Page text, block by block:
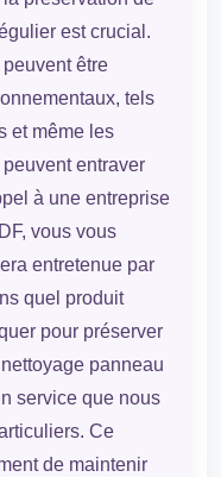
est crucial.
être
tels
et même les
entraver
à une entreprise
vous vous
entretenue par
quel produit
pour préserver
panneau
service que nous
Ce
de maintenir